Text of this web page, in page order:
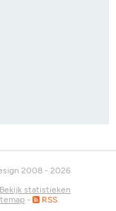
2008 - 2026
Bekijk statistieken
- RSS